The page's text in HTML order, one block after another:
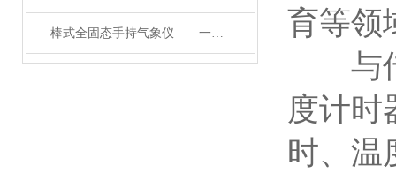
棒式全固态手持气象仪——一款真省劲儿的便携式地面观测站#2024已更新
育等领
与传
度计时
时、温